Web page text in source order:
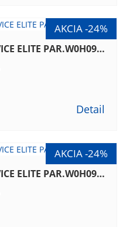
JOMA BEŽECKÉ 3/4 NOHAVICE ELITE PAR.W0H09.15
Detail
JOMA BEŽECKÉ 3/4 NOHAVICE ELITE PAR.W0H09.30